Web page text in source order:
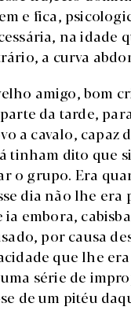
e fica,
na
a curva
amigo, bom
da tarde,
a cavalo,
tinham dito que
o grupo. Era
dia não lhe
ia embora,
por causa
que lhe
série de
de um pitéu